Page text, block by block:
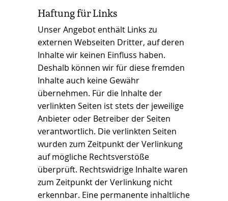
Haftung für Links
Unser Angebot enthält Links zu
externen Webseiten Dritter, auf deren
Inhalte wir keinen Einfluss haben.
Deshalb können wir für diese fremden
Inhalte auch keine Gewähr
übernehmen. Für die Inhalte der
verlinkten Seiten ist stets der jeweilige
Anbieter oder Betreiber der Seiten
verantwortlich. Die verlinkten Seiten
wurden zum Zeitpunkt der Verlinkung
auf mögliche Rechtsverstöße
überprüft. Rechtswidrige Inhalte waren
zum Zeitpunkt der Verlinkung nicht
erkennbar. Eine permanente inhaltliche